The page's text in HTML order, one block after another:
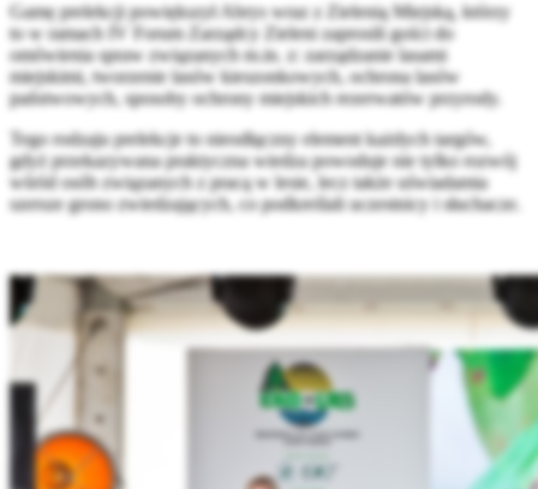
Gamę prelekcji powiększył Abrys wraz z Zielenią Miejską, którzy
to w ramach IV Forum Zarządcy Zieleni zaprosili gości do
omówienia spraw związanych m.in. z: zarządzanie lasami
miejskimi, tworzenie lasów kieszonkowych, ochrona lasów
państwowych, sposoby ochrony miejskich rezerwatów przyrody.
Tego rodzaju prelekcje to nieodłączny element każdych targów,
gdyż przekazywana praktyczna wiedza powoduje nie tylko rozwój
wśród osób związanych z pracą w lesie, lecz także uświadamia
szersze grono zwiedzających, co podkreślali uczestnicy i słuchacze.